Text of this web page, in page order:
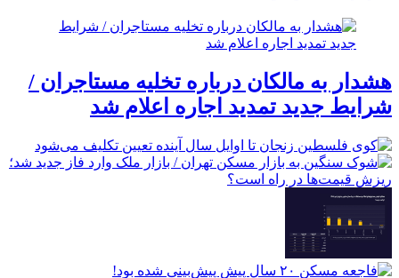
هشدار به مالکان درباره تخلیه مستاجران /
شرایط جدید تمدید اجاره اعلام شد